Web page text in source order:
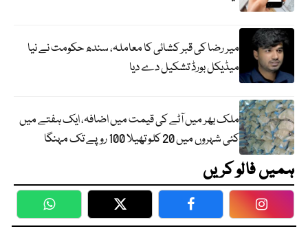
میر رضا کی قبر کشائی کا معاملہ، سندھ حکومت نے نیا
میڈیکل بورڈ تشکیل دے دیا
ملک بھر میں آٹے کی قیمت میں اضافہ، ایک ہفتے میں
کئی شہروں میں 20 کلو تھیلا 100 روپے تک مہنگا
ہمیں فالو کریں
WhatsApp Twitter Facebook